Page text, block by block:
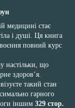
медицині стає
і душі. Ця книга
повний курс
настільки, що
здоров’я.
такий стан
гарного
іншим 329 стор.